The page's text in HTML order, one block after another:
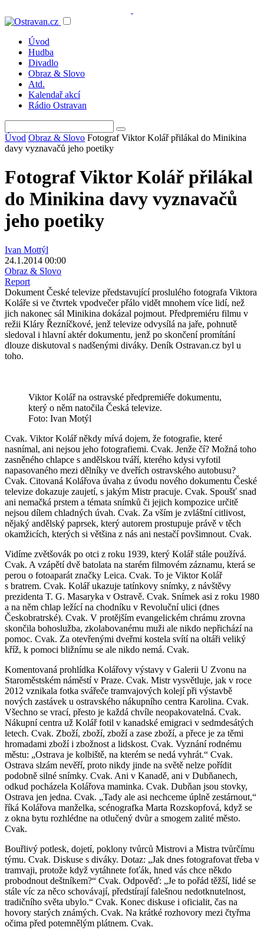
Úvod
Hudba
Divadlo
Obraz & Slovo
Atd.
Kalendař akcí
Rádio Ostravan
Úvod Obraz & Slovo Fotograf Viktor Kolář přilákal do Minikina
davy vyznavačů jeho poetiky
Fotograf Viktor Kolář přilákal
do Minikina davy vyznavačů
jeho poetiky
Ivan Mottýl
24.1.2014 00:00
Obraz & Slovo
Report
Dokument České televize představující proslulého fotografa Viktora
Koláře si ve čtvrtek vpodvečer přálo vidět mnohem více lidí, než
jich nakonec sál Minikina dokázal pojmout. Předpremiéru filmu v
režii Kláry Řezníčkové, jenž televize odvysílá na jaře, pohnutě
sledoval i hlavní aktér dokumentu, jenž po skončení promítání
dlouze diskutoval s nadšenými diváky. Deník Ostravan.cz byl u
toho.
Viktor Kolář na ostravské předpremiéře dokumentu,
který o něm natočila Česká televize.
Foto: Ivan Motýl
Cvak. Viktor Kolář někdy mívá dojem, že fotografie, které
nasnímal, ani nejsou jeho fotografiemi. Cvak. Jenže čí? Možná toho
zasněného chlapce s andělskou tváří, kterého kdysi vyfotil
napasovaného mezi dělníky ve dveřích ostravského autobusu?
Cvak. Citovaná Kolářova úvaha z úvodu nového dokumentu České
televize dokazuje zaujetí, s jakým Mistr pracuje. Cvak. Spoušť snad
ani nemačká prstem a témata snímků či jejich kompozice určitě
nejsou dílem chladných úvah. Cvak. Za vším je zvláštní citlivost,
nějaký andělský paprsek, který autorem prostupuje právě v těch
okamžicích, kterých si většina z nás ani nestačí povšimnout. Cvak.
Vidíme zvětšovák po otci z roku 1939, který Kolář stále používá.
Cvak. A vzápětí dvě batolata na starém filmovém záznamu, která se
perou o fotoaparát značky Leica. Cvak. To je Viktor Kolář
s bratrem. Cvak. Kolář ukazuje tatínkovy snímky, z návštěvy
prezidenta T. G. Masaryka v Ostravě. Cvak. Snímek asi z roku 1980
a na něm chlap ležící na chodníku v Revoluční ulici (dnes
Českobratrské). Cvak. V protějším evangelickém chrámu zrovna
skončila bohoslužba, zkolabovanému muži ale nikdo nepřichází na
pomoc. Cvak. Za otevřenými dveřmi kostela svítí na oltáři veliký
kříž, k pomoci bližnímu se ale nikdo nemá. Cvak.
Komentovaná prohlídka Kolářovy výstavy v Galerii U Zvonu na
Staroměstském náměstí v Praze. Cvak. Mistr vysvětluje, jak v roce
2012 vznikala fotka svářeče tramvajových kolejí při výstavbě
nových zastávek u ostravského nákupního centra Karolina. Cvak.
Všechno se vrací, přesto je každá chvíle neopakovatelná. Cvak.
Nákupní centra už Kolář fotil v kanadské emigraci v sedmdesátých
letech. Cvak. Zboží, zboží, zboží a zase zboží, a přece je za těmi
hromadami zboží i zbožnost a lidskost. Cvak. Vyznání rodnému
městu: „Ostrava je kolbiště, na kterém se nedá vyhrát.“ Cvak.
Ostrava slzám nevěří, proto nikdy jinde na světě nelze pořídit
podobně silné snímky. Cvak. Ani v Kanadě, ani v Dubňanech,
odkud pocházela Kolářova maminka. Cvak. Dubňan jsou stovky,
Ostrava jen jedna. Cvak. „Tady ale asi nechceme úplně zestárnout,“
říká Kolářova manželka, scénografka Marta Rozskopfová, když se
z okna bytu rozhlédne na otlučený dvůr a smogem zalité město.
Cvak.
Bouřlivý potlesk, dojetí, poklony tvůrců Mistrovi a Mistra tvůrčímu
týmu. Cvak. Diskuse s diváky. Dotaz: „Jak dnes fotografovat třeba v
tramvaji, protože když vytáhnete foťák, hned vás chce někdo
probodnout deštníkem?“ Cvak. Odpověď: „Je to pořád těžší, lidé se
stále víc za něco schovávají, předstírají falešnou nedotknutelnost,
tradičního světa ubylo.“ Cvak. Konec diskuse i oficialit, čas na
hovory starých známých. Cvak. Na krátké rozhovory mezi čtyřma
očima před potemnělým plátnem. Cvak.